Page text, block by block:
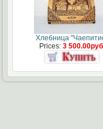
Хлебница
Prices: 3